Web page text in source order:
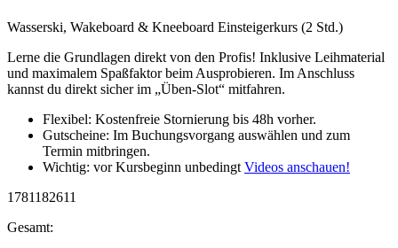
Wasserski, Wakeboard & Kneeboard Einsteigerkurs (2 Std.)
Lerne die Grundlagen direkt von den Profis! Inklusive Leihmaterial
und maximalem Spaßfaktor beim Ausprobieren. Im Anschluss
kannst du direkt sicher im „Üben-Slot“ mitfahren.
Flexibel: Kostenfreie Stornierung bis 48h vorher.
Gutscheine: Im Buchungsvorgang auswählen und zum
Termin mitbringen.
Wichtig: vor Kursbeginn unbedingt Videos anschauen!
1781182611
Gesamt: